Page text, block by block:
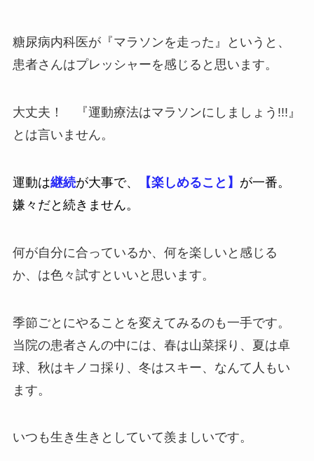
糖尿病内科医が『マラソンを走った』というと、
患者さんはプレッシャーを感じると思います。
大丈夫！ 『運動療法はマラソンにしましょう!!!』
とは言いません。
運動は継続が大事で、 【楽しめること】 が一番。
嫌々だと続きません。
何が自分に合っているか、何を楽しいと感じる
か、は色々試すといいと思います。
季節ごとにやることを変えてみるのも一手です。
当院の患者さんの中には、春は山菜採り、夏は卓
球、秋はキノコ採り、冬はスキー、なんて人もい
ます。
いつも生き生きとしていて羨ましいです。